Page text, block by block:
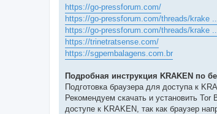
https://go-pressforum.com/
https://go-pressforum.com/threads/krake
https://go-pressforum.com/threads/krake
https://trinetratsense.com/
https://sgpembalagens.com.br
Подробная инструкция KRAKEN по
Подготовка браузера для доступа к
Рекомендуем скачать и установить
доступе к KRAKEN, так как браузер